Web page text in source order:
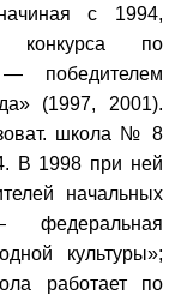
с 1994,
конкурса по
победителем
(1997, 2001).
школа № 8
В 1998 при ней
начальных
культуры»;
работает по